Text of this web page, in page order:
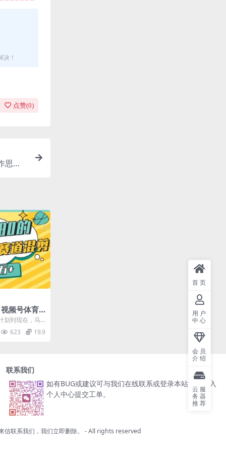
！
点赞(0)
思路
频号体育
条爆款，月
划到现在，马
是不断测试
623 19.9
联系我们
如有BUG或建议可与我们在线联系或登录本站账号进入
个人中心提交工单。
联系我们，我们立即删除。 - All rights reserved
首页
用户
中心
会员
介绍
云服
务器
推荐